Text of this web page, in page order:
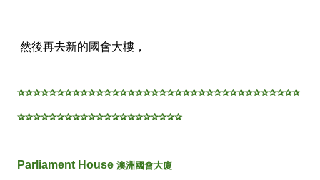
然後再去新的國會大樓，
✰✰✰✰✰✰✰✰✰✰✰✰✰✰✰✰✰✰✰✰✰✰✰✰✰✰✰✰✰✰✰✰✰✰✰✰
✰✰✰✰✰✰✰✰✰✰✰✰✰✰✰✰✰✰✰✰✰
Parliament House 澳洲國會大廈